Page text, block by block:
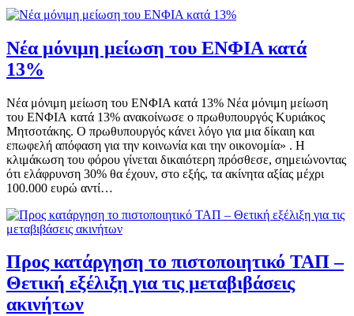
Νέα μόνιμη μείωση του ΕΝΦΙΑ κατά
13%
Νέα μόνιμη μείωση του ΕΝΦΙΑ κατά 13% Νέα μόνιμη μείωση
του ΕΝΦΙΑ κατά 13% ανακοίνωσε ο πρωθυπουργός Κυριάκος
Μητσοτάκης. Ο πρωθυπουργός κάνει λόγο για μια δίκαιη και
επωφελή απόφαση για την κοινωνία και την οικονομία» . Η
κλιμάκωση του φόρου γίνεται δικαιότερη πρόσθεσε, σημειώνοντας
ότι ελάφρυνση 30% θα έχουν, στο εξής, τα ακίνητα αξίας μέχρι
100.000 ευρώ αντί…
Προς κατάργηση το πιστοποιητικό ΤΑΠ –
Θετική εξέλιξη για τις μεταβιβάσεις
ακινήτων